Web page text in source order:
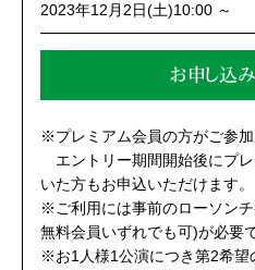
2023年12月2日(土)10:00 ～
お申し込
※プレミアム会員の方がご参加
エントリー期間開始後にプ
いた方もお申込いただけます。
※ご利用には事前のローソン
無料会員いずれでも可)が必要で
※お1人様1公演につき第2希望